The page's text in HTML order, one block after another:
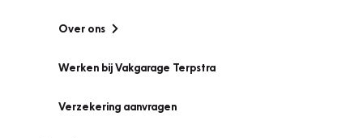
Over ons
Werken bij Vakgarage Terpstra
Verzekering aanvragen